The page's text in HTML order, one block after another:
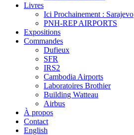
Livres
Ici Prochainement : Sarajevo
PNH-REP AIRPORTS
Expositions
Commandes
Dufieux
SFR
IRS2
Cambodia Airports
Laboratoires Brothier
Building Watteau
Airbus
À propos
Contact
English